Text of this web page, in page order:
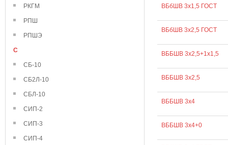
РКГМ
РПШ
РПШЭ
С
СБ-10
СБ2Л-10
СБЛ-10
СИП-2
СИП-3
СИП-4
ВБбШВ 3х1,5 ГОСТ
ВБбШВ 3х2,5 ГОСТ
ВББШВ 3х2,5+1х1,5
ВББШВ 3х2,5
ВББШВ 3х4
ВББШВ 3х4+0